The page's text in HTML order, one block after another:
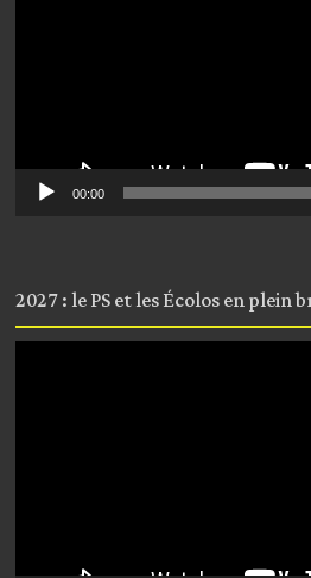
00:00
2027 : le PS et les Écolos en